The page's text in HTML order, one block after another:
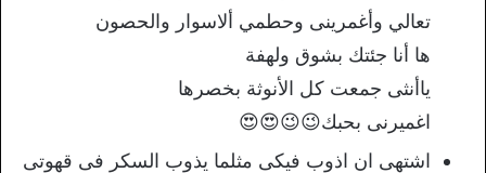
تعالي وأغمرينى وحطمي أﻻسوار والحصون
ها أنا جئتك بشوق ولهفة
ياأنثى جمعت كل الأنوثة بخصرها
اغميرنى بحبك😉😉😍😍
اشتهى ان اذوب فيكى مثلما يذوب السكر فى قهوتى